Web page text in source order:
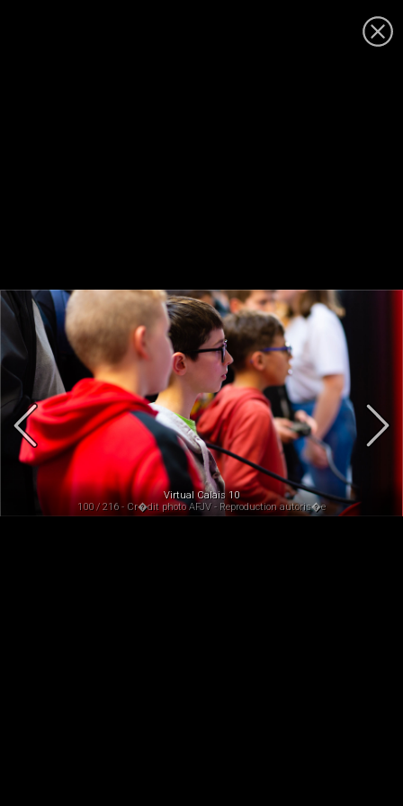
Virtual Calais 10
100 / 216 - Cr�dit photo AFJV - Reproduction autoris�e